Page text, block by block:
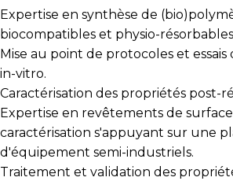
Expertise en synthèse de
biocompatibles et physio-
Mise au point de protocoles et
in-vitro.
Caractérisation des propriétés post-
Expertise en revêtements de
caractérisation s'appuyant sur une
d'équipement semi-industriels.
Traitement et validation des